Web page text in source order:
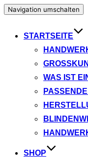
Navigation umschalten
STARTSEITE
WAS IST
SHOP